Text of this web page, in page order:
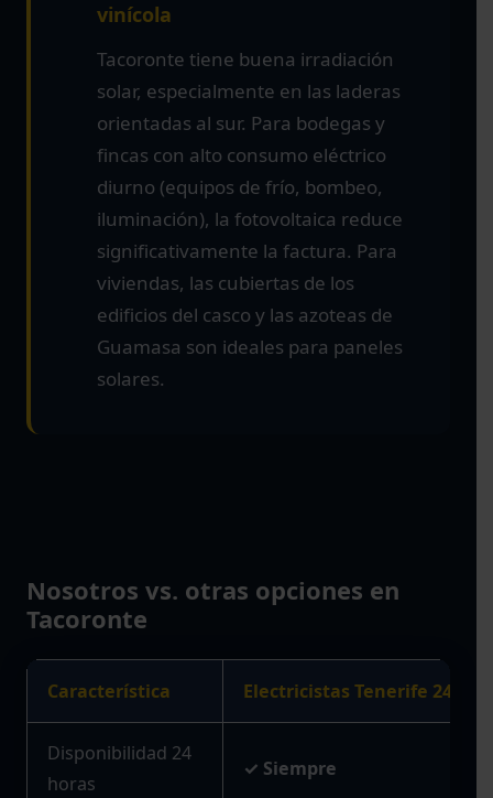
vinícola
Tacoronte tiene buena irradiación
solar, especialmente en las laderas
orientadas al sur. Para bodegas y
fincas con alto consumo eléctrico
diurno (equipos de frío, bombeo,
iluminación), la fotovoltaica reduce
significativamente la factura. Para
viviendas, las cubiertas de los
edificios del casco y las azoteas de
Guamasa son ideales para paneles
solares.
Nosotros vs. otras opciones en
Tacoronte
Característica Electricistas Tenerife 24H
Disponibilidad 24
horas
✓ Siempre